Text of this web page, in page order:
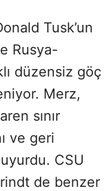
Tusk’un
Rusya-
düzensiz göç
Merz,
sınır
ve geri
CSU
de benzer